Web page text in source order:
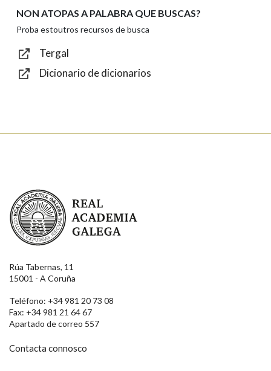
Texto de verificación
NON ATOPAS A PALABRA QUE BUSCAS?
Proba estoutros recursos de busca
Tergal
Dicionario de dicionarios
Real Academia Galega
Rúa Tabernas, 11
15001 - A Coruña
Teléfono: +34 981 20 73 08
Fax: +34 981 21 64 67
Apartado de correo 557
Contacta connosco